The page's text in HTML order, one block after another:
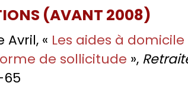
(AVANT 2008)
Avril, « Les aides à
de sollicitude »,
65